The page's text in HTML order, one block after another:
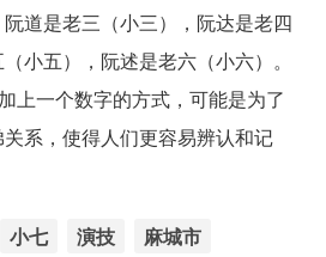
道是老三（小三），阮达是老四
小五），阮述是老六（小六）。
上一个数字的方式，可能是为了
系，使得人们更容易辨认和记
小七 演技 麻城市